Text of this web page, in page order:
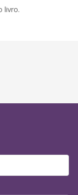
livro.